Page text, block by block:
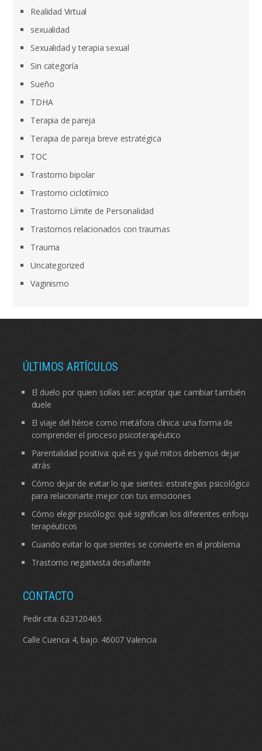
Realidad Virtual
sexualidad
Sexualidad y terapia sexual
Sin categoría
Sueño
TDHA
Terapia de pareja
Terapia de pareja breve estratégica
TOC
Trastorno bipolar
Trastorno ciclotímico
Trastorno Límite de Personalidad
Trastornos relacionados con traumas
Trauma
Uncategorized
Vaginismo
ÚLTIMOS ARTÍCULOS
El duelo por quien solías ser: aceptar que cambiar también
duele
El viaje del héroe como metáfora clínica: una forma de
comprender el proceso psicoterapéutico
Parentalidad positiva: qué es y qué mitos debemos dejar
atrás
Cómo dejar de evitar lo que sientes: estrategias psicológicas
para relacionarte mejor con tus emociones
Cómo elegir psicólogo: qué significan los diferentes enfoques
terapéuticos
Cuando evitar lo que sientes se convierte en el problema
Trastorno negativista desafiante
CONTACTO
Pedir cita: 623120465
Calle Cuenca 4, bajo. 46007 Valencia